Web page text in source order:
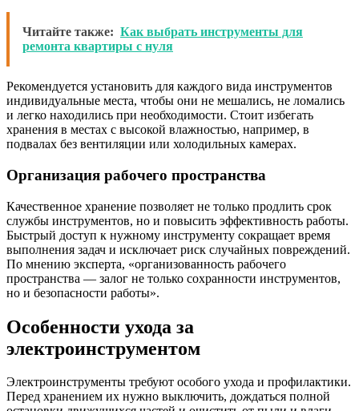
Читайте также: Как выбрать инструменты для
ремонта квартиры с нуля
Рекомендуется установить для каждого вида инструментов
индивидуальные места, чтобы они не мешались, не ломались
и легко находились при необходимости. Стоит избегать
хранения в местах с высокой влажностью, например, в
подвалах без вентиляции или холодильных камерах.
Организация рабочего пространства
Качественное хранение позволяет не только продлить срок
службы инструментов, но и повысить эффективность работы.
Быстрый доступ к нужному инструменту сокращает время
выполнения задач и исключает риск случайных повреждений.
По мнению эксперта, «организованность рабочего
пространства — залог не только сохранности инструментов,
но и безопасности работы».
Особенности ухода за
электроинструментом
Электроинструменты требуют особого ухода и профилактики.
Перед хранением их нужно выключить, дождаться полной